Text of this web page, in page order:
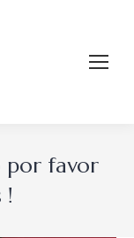
por favor
!